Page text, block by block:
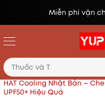
Trang chủ Đồ dùng tiện
HAT Cooling Nhật Bản –
UPF50+ Hiệu Quả